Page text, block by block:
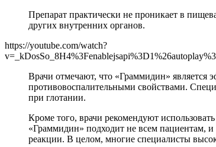
Препарат практически не проникает в
других внутренних органов.
https://youtube.com/watch?
Врачи отмечают, что «Граммидин» является
противовоспалительными свойствами.
при глотании.
Кроме того, врачи рекомендуют
«Граммидин» подходит не всем пациентам, и
реакции. В целом, многие специалисты